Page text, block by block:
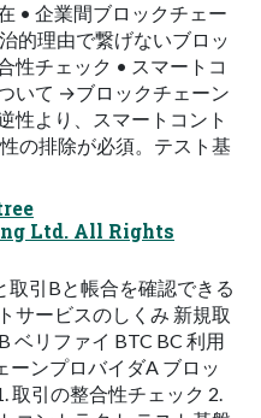
• 企業間ブロックチェー
的理由で繋げないブロッ
性チェック • スマートコ
いて →ブロックチェーン
性より、スマートコント
の排除が必須。テスト基
Ltd. All Rights
取引Bと帳合を確認できる
サービスのしくみ 新規取
ベリファイ BTC BC 利⽤
ーンプロバイダA ブロッ
取引の整合性チェック 2.